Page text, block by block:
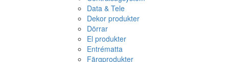
Data & Tele
Dekor produkter
Dörrar
El produkter
Entrématta
Färgprodukter